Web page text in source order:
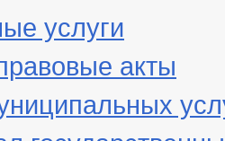
услуги
акты